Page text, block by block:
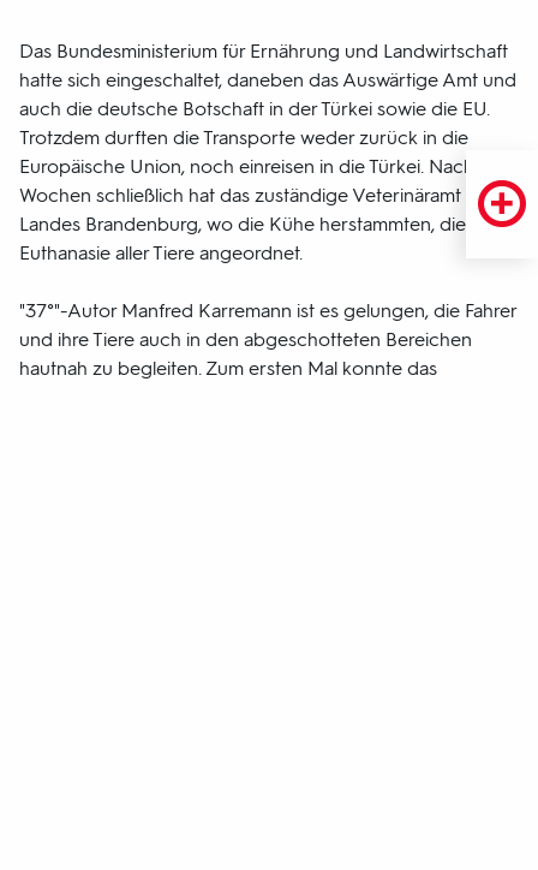
Das Bundesministerium für Ernährung und Landwirtschaft
hatte sich eingeschaltet, daneben das Auswärtige Amt und
auch die deutsche Botschaft in der Türkei sowie die EU.
Trotzdem durften die Transporte weder zurück in die
Europäische Union, noch einreisen in die Türkei. Nach vier
Wochen schließlich hat das zuständige Veterinäramt des
Landes Brandenburg, wo die Kühe herstammten, die
Euthanasie aller Tiere angeordnet.
"37°"-Autor Manfred Karremann ist es gelungen, die Fahrer
und ihre Tiere auch in den abgeschotteten Bereichen
hautnah zu begleiten. Zum ersten Mal konnte das